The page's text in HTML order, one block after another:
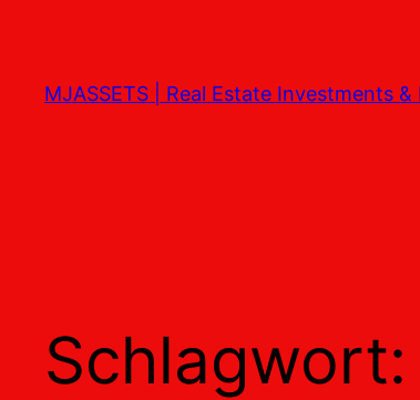
springen
MJASSETS | Real Estate Investments
Schlagwort: